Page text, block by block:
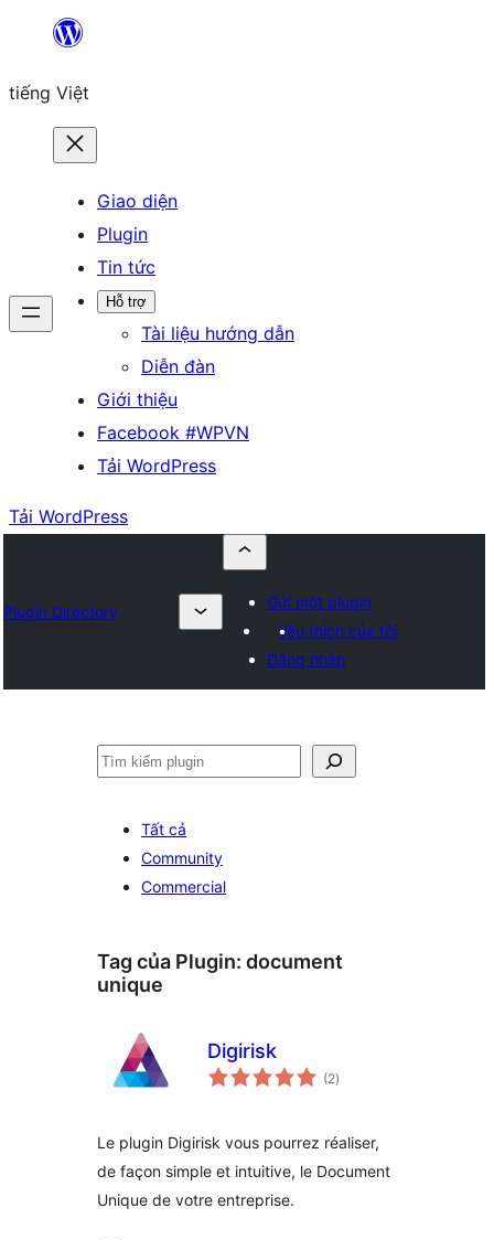
Chuyển
phần
tiếng Việt
Giao diện
Plugin
Tin tức
Hỗ trợ
Tài liệu hướng dẫn
Diễn đàn
Giới thiệu
Facebook #WPVN
Tải WordPress
Tải WordPress
Plugin Directory
Gửi một plugin
Yêu thích của tôi
Đăng nhập
Tìm
Tất cả
Community
Commercial
Tag của Plugin: document
unique
Digirisk
(2tổng
đánh
)
Le plugin Digirisk vous pourrez réaliser,
de façon simple et intuitive, le Document
Unique de votre entreprise.